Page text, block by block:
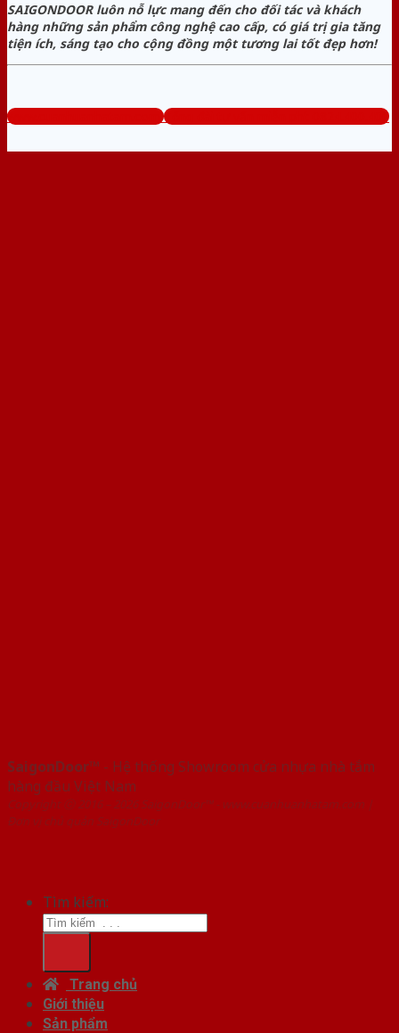
SAIGONDOOR luôn nỗ lực mang đến cho đối tác và khách
hàng những sản phẩm công nghệ cao cấp, có giá trị gia tăng
tiện ích, sáng tạo cho cộng đồng một tương lai tốt đẹp hơn!
www.cuanhuanhatam.com Tổng đài tư vấn miễn phí: 0824.400.400
SaigonDoor™ - Hệ thống Showroom cửa nhựa nhà tắm
hàng đầu Việt Nam
Copyright ⓒ 2016 – 2026 SaigonDoor™ - www.cuanhuanhatam.com |
Đơn vị chủ quản SaigonDoor
Tìm kiếm:
Trang chủ
Giới thiệu
Sản phẩm